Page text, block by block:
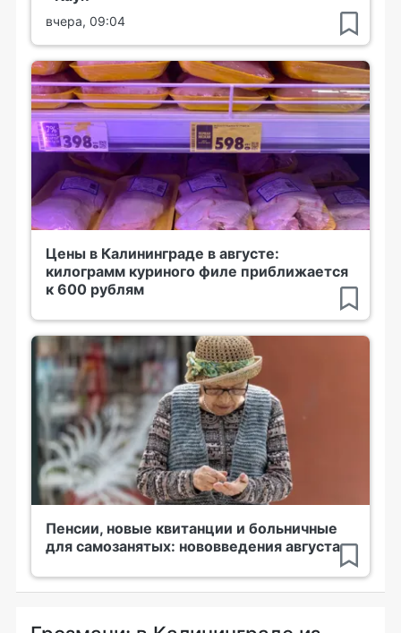
вчера, 09:04
Цены в Калининграде в августе:
килограмм куриного филе приближается
к 600 рублям
Пенсии, новые квитанции и больничные
для самозанятых: нововведения августа